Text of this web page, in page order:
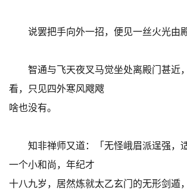
说罢把手向外一招，便见一丝火光由殿
智通与飞天夜叉马觉坐处离殿门甚近
看，只见四外寒风飕飕
啥也没有。
知非禅师又道：「无怪峨眉派逞强，
一个小和尚，年纪才
十八九岁，居然炼就太乙玄门的无形剑遁